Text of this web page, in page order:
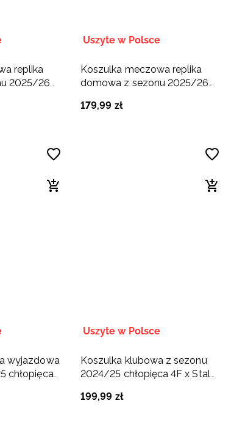
replika
2025/26
Uszyte w Polsce
Koszulka meczowa replika
domowa z sezonu 2025/26
Radom - biała
179,99 zł
wyjazdowa
chłopięca
Uszyte w Polsce
Koszulka klubowa z sezonu
2024/25 chłopięca 4F x Stal
199,99 zł